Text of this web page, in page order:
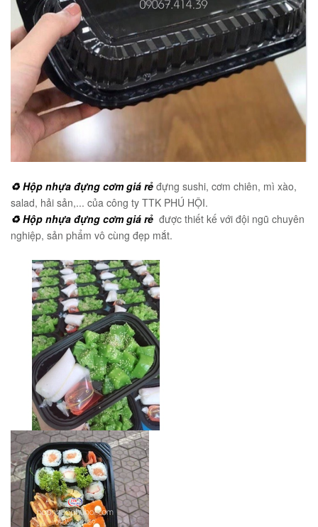
♻️ Hộp nhựa đựng cơm giá rẻ đựng sushi, cơm chiên, mì xào,
salad, hải sản,... của công ty TTK PHÚ HỘI.
♻️ Hộp nhựa đựng cơm giá rẻ được thiết kế với đội ngũ chuyên
nghiệp, sản phẩm vô cùng đẹp mắt.